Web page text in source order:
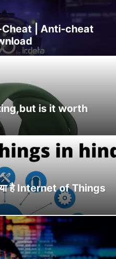
| Anti-cheat
is it worth
है Internet of Things